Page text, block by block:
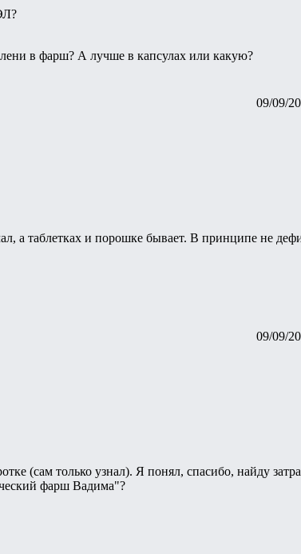
в фарш? А лучше в капсулах или какую?
09/09/
а таблетках и порошке бывает. В принципе не
09/09/
(сам только узнал). Я понял, спасибо, найду
фарш Вадима"?